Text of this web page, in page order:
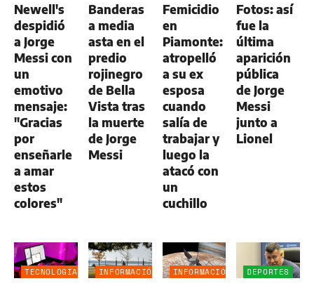
Newell's
despidió
a Jorge
Messi con
un
emotivo
mensaje:
"Gracias
por
enseñarle
a amar
estos
colores"
Banderas
a media
asta en el
predio
rojinegro
de Bella
Vista tras
la muerte
de Jorge
Messi
Femicidio
en
Piamonte:
atropelló
a su ex
esposa
cuando
salía de
trabajar y
luego la
atacó con
un
cuchillo
Fotos: así
fue la
última
aparición
pública
de Jorge
Messi
junto a
Lionel
TECNOLOGÍA
INFORMACIÓN
INFORMACIÓN
DEPORTES